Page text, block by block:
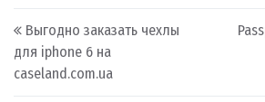
Post navigation
Выгодно заказать чехлы
для iphone 6 на
caseland.com.ua